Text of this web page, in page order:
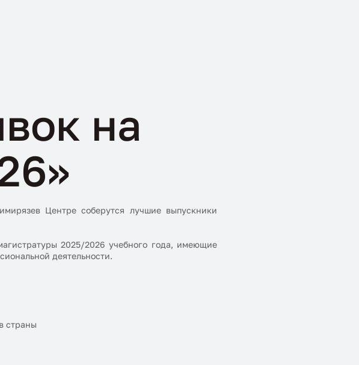
на
Центре соберутся лучшие выпускники
2025/2026 учебного года, имеющие
деятельности.
страны